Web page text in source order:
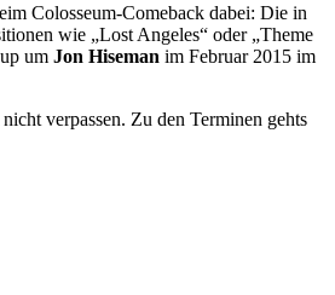
Colosseum-Comeback dabei: Die in
wie „Lost Angeles“ oder „Theme
um Jon Hiseman im Februar 2015 im
verpassen. Zu den Terminen gehts